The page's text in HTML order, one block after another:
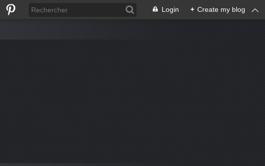
Login + Create my blog